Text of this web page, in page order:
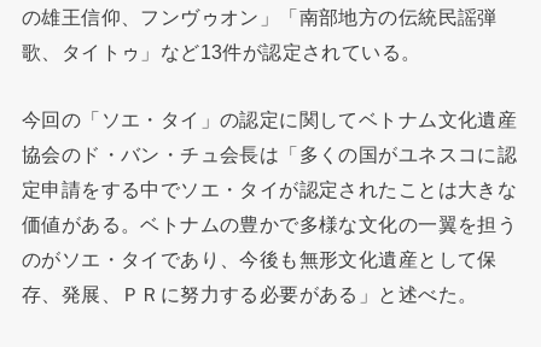
の雄王信仰、フンヴゥオン」「南部地方の伝統民謡弾
歌、タイトゥ」など13件が認定されている。
今回の「ソエ・タイ」の認定に関してベトナム文化遺産
協会のド・バン・チュ会長は「多くの国がユネスコに認
定申請をする中でソエ・タイが認定されたことは大きな
価値がある。ベトナムの豊かで多様な文化の一翼を担う
のがソエ・タイであり、今後も無形文化遺産として保
存、発展、ＰＲに努力する必要がある」と述べた。